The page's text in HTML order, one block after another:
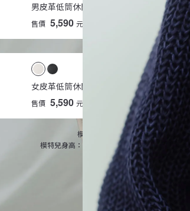
男皮革低筒休閒鞋
售價 5,590 元
女皮革低筒休閒鞋
售價 5,590 元
模特兒身高：185cm／外套XL號、
模特兒身高：175cm／外套L號、長版上衣L號